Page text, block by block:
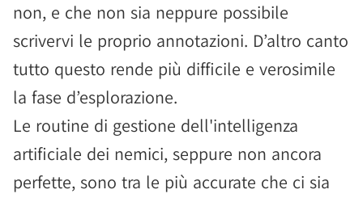
non, e che non sia neppure possibile
scrivervi le proprio annotazioni. D’altro canto
tutto questo rende più difficile e verosimile
la fase d’esplorazione.
Le routine di gestione dell'intelligenza
artificiale dei nemici, seppure non ancora
perfette, sono tra le più accurate che ci sia